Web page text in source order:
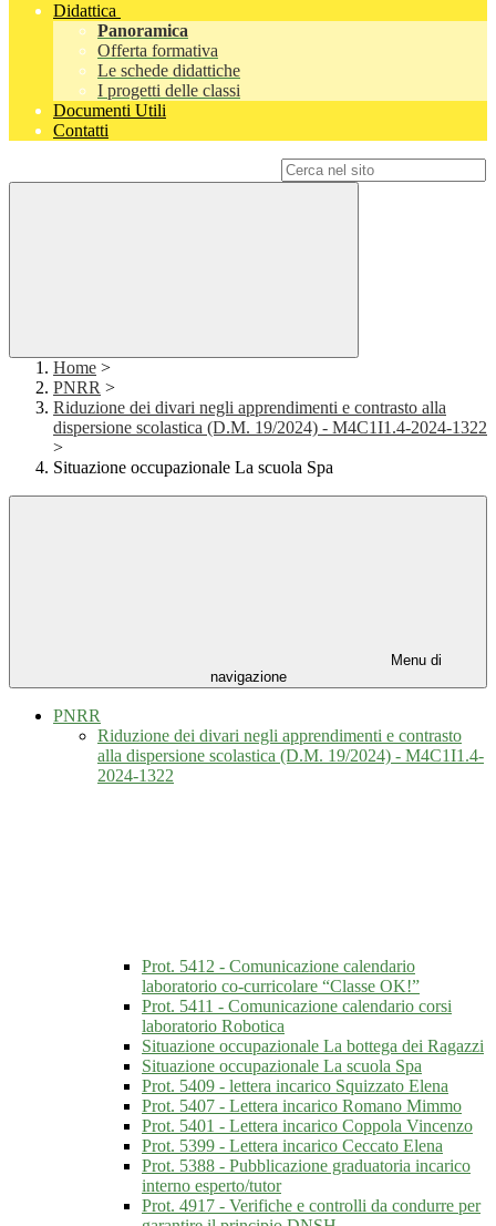
Didattica
Panoramica
Offerta formativa
Le schede didattiche
I progetti delle classi
Documenti Utili
Contatti
Home >
PNRR >
Riduzione dei divari negli apprendimenti e contrasto alla
dispersione scolastica (D.M. 19/2024) - M4C1I1.4-2024-1322
>
Situazione occupazionale La scuola Spa
Menu di
navigazione
PNRR
Riduzione dei divari negli apprendimenti e contrasto
alla dispersione scolastica (D.M. 19/2024) - M4C1I1.4-
2024-1322
Prot. 5412 - Comunicazione calendario
laboratorio co-curricolare “Classe OK!”
Prot. 5411 - Comunicazione calendario corsi
laboratorio Robotica
Situazione occupazionale La bottega dei Ragazzi
Situazione occupazionale La scuola Spa
Prot. 5409 - lettera incarico Squizzato Elena
Prot. 5407 - Lettera incarico Romano Mimmo
Prot. 5401 - Lettera incarico Coppola Vincenzo
Prot. 5399 - Lettera incarico Ceccato Elena
Prot. 5388 - Pubblicazione graduatoria incarico
interno esperto/tutor
Prot. 4917 - Verifiche e controlli da condurre per